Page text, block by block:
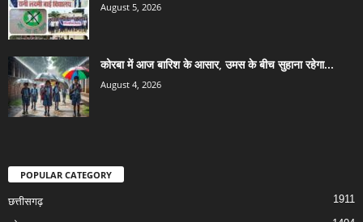
August 5, 2026
कोरबा में आज बारिश के आसार, उमस के बीच सुहाना रहेगा...
August 4, 2026
POPULAR CATEGORY
छत्तीसगढ़ 1911